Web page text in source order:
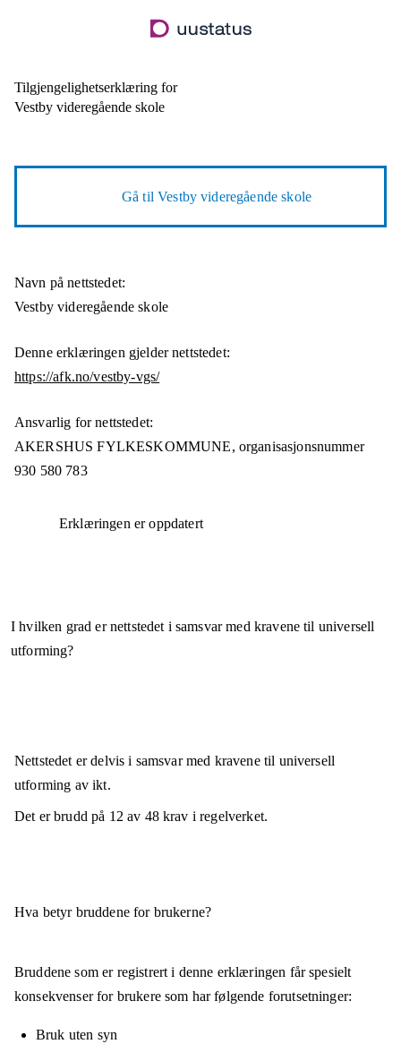
til
Tilgjengelighetserklæring for
Vestby videregående skole
Gå tilVestby videregående skole
Navn på nettstedet:
Vestby videregående skole
Denne erklæringen gjelder nettstedet:
https://afk.no/vestby-vgs/
Ansvarlig for nettstedet:
AKERSHUS FYLKESKOMMUNE, organisasjonsnummer
930 580 783
Erklæringen er oppdatert
I hvilken grad er nettstedet i samsvar med kravene til universell
utforming?
Nettstedet erdelvis i samsvarmed kravene til universell
utforming av ikt.
Det er brudd på 12av 48krav i regelverket.
Hva betyr bruddene for brukerne?
Bruddene som er registrert i denne erklæringen får spesielt
konsekvenser for brukere som har følgende forutsetninger:
Bruk uten syn